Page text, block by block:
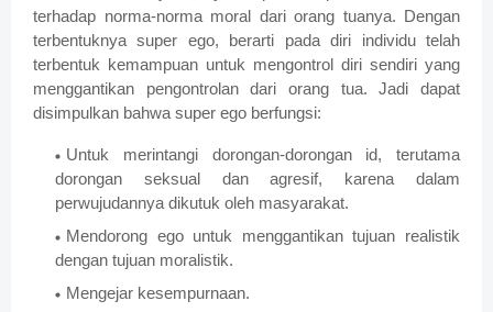
terhadap norma-norma moral dari orang tuanya. Dengan
terbentuknya super ego, berarti pada diri individu telah
terbentuk kemampuan untuk mengontrol diri sendiri yang
menggantikan pengontrolan dari orang tua. Jadi dapat
disimpulkan bahwa super ego berfungsi:
Untuk merintangi dorongan-dorongan id, terutama
dorongan seksual dan agresif, karena dalam
perwujudannya dikutuk oleh masyarakat.
Mendorong ego untuk menggantikan tujuan realistik
dengan tujuan moralistik.
Mengejar kesempurnaan.